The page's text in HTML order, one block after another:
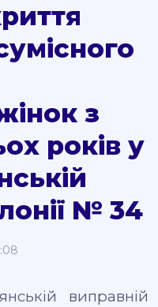
з
років у
№ 34
виправній